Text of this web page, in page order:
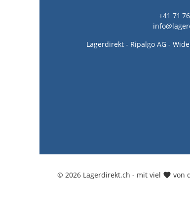
+41 71
Lagerdirekt - Ripalgo AG -
© 2026 Lagerdirekt.ch - mit viel von